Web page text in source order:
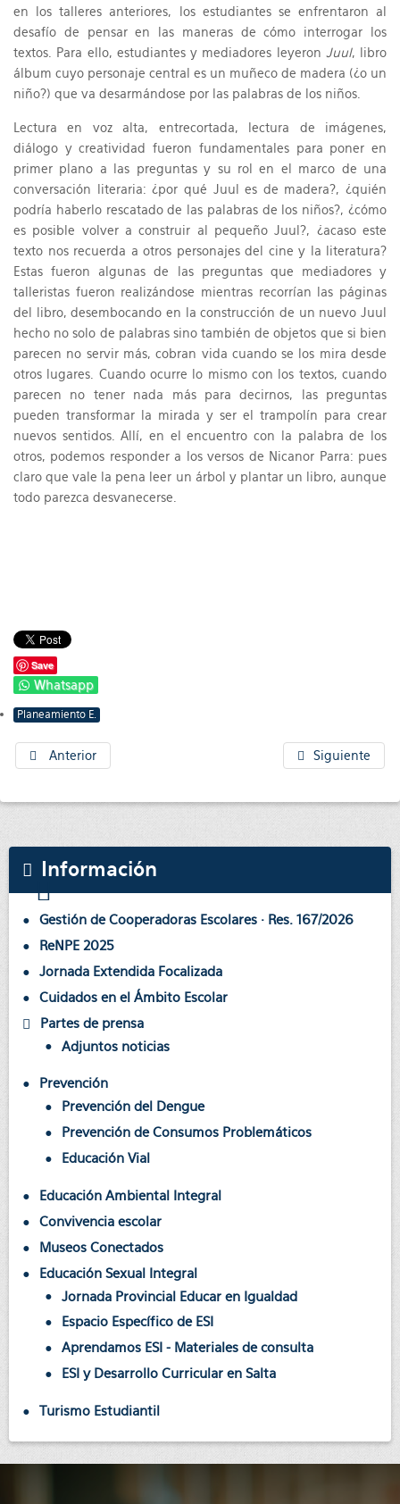
en los talleres anteriores, los estudiantes se enfrentaron al
desafío de pensar en las maneras de cómo interrogar los
textos. Para ello, estudiantes y mediadores leyeron Juul, libro
álbum cuyo personaje central es un muñeco de madera (¿o un
niño?) que va desarmándose por las palabras de los niños.
Lectura en voz alta, entrecortada, lectura de imágenes,
diálogo y creatividad fueron fundamentales para poner en
primer plano a las preguntas y su rol en el marco de una
conversación literaria: ¿por qué Juul es de madera?, ¿quién
podría haberlo rescatado de las palabras de los niños?, ¿cómo
es posible volver a construir al pequeño Juul?, ¿acaso este
texto nos recuerda a otros personajes del cine y la literatura?
Estas fueron algunas de las preguntas que mediadores y
talleristas fueron realizándose mientras recorrían las páginas
del libro, desembocando en la construcción de un nuevo Juul
hecho no solo de palabras sino también de objetos que si bien
parecen no servir más, cobran vida cuando se los mira desde
otros lugares. Cuando ocurre lo mismo con los textos, cuando
parecen no tener nada más para decirnos, las preguntas
pueden transformar la mirada y ser el trampolín para crear
nuevos sentidos. Allí, en el encuentro con la palabra de los
otros, podemos responder a los versos de Nicanor Parra: pues
claro que vale la pena leer un árbol y plantar un libro, aunque
todo parezca desvanecerse.
Save
Whatsapp
Planeamiento E.
Anterior Siguiente
Información
Gestión de Cooperadoras Escolares · Res. 167/2026
ReNPE 2025
Jornada Extendida Focalizada
Cuidados en el Ámbito Escolar
Partes de prensa
Adjuntos noticias
Prevención
Prevención del Dengue
Prevención de Consumos Problemáticos
Educación Vial
Educación Ambiental Integral
Convivencia escolar
Museos Conectados
Educación Sexual Integral
Jornada Provincial Educar en Igualdad
Espacio Específico de ESI
Aprendamos ESI - Materiales de consulta
ESI y Desarrollo Curricular en Salta
Turismo Estudiantil